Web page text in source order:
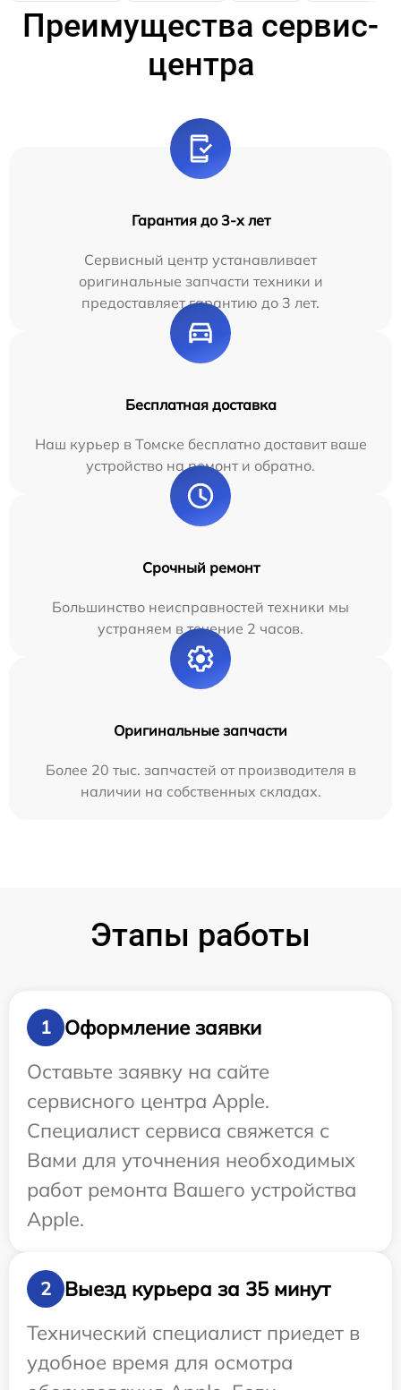
Преимущества сервис-
центра
Гарантия до 3-х лет
Сервисный центр устанавливает
оригинальные запчасти техники и
предоставляет гарантию до 3 лет.
Бесплатная доставка
Наш курьер в Томске бесплатно доставит ваше
устройство на ремонт и обратно.
Срочный ремонт
Большинство неисправностей техники мы
устраняем в течение 2 часов.
Оригинальные запчасти
Более 20 тыс. запчастей от производителя в
наличии на собственных складах.
Этапы работы
1
Оформление заявки
Оставьте заявку на сайте
сервисного центра Apple.
Специалист сервиса свяжется с
Вами для уточнения необходимых
работ ремонта Вашего устройства
Apple.
2
Выезд курьера за 35 минут
Технический специалист приедет в
удобное время для осмотра